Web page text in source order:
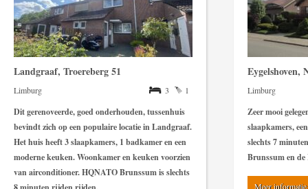
Landgraaf, Troereberg 51
3 1
Limburg
Dit gerenoveerde, goed onderhouden, tussenhuis
bevindt zich op een populaire locatie in Landgraaf.
Het huis heeft 3 slaapkamers, 1 badkamer en een
moderne keuken. Woonkamer en keuken voorzien
van airconditioner. HQNATO Brunssum is slechts
Eygelshoven,
Limburg
Zeer mooi
slaapkamers,
slechts 7
Brunssum en
Meer informatie